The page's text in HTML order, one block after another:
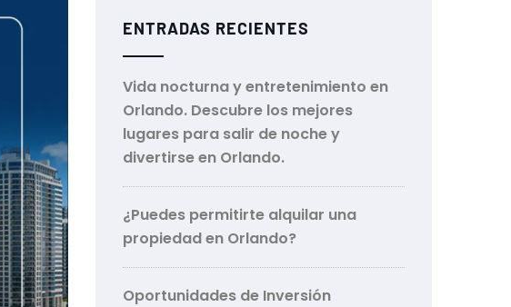
ENTRADAS RECIENTES
Vida nocturna y entretenimiento en
Orlando. Descubre los mejores
lugares para salir de noche y
divertirse en Orlando.
¿Puedes permitirte alquilar una
propiedad en Orlando?
Oportunidades de Inversión